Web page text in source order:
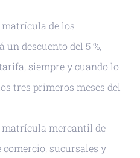
de los
descuento del 5 %,
siempre y cuando lo
tres primeros meses del
matrícula mercantil de
sucursales y